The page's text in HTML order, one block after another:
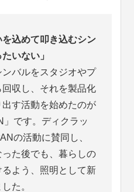
を込めて叩き込むシン
いない」
バルをスタジオやプ
収し、それを製品化
す活動を始めたのが
」です。ディクラッ
の活動に賛同し、
た後でも、暮らしの
よう、照明として新
た。